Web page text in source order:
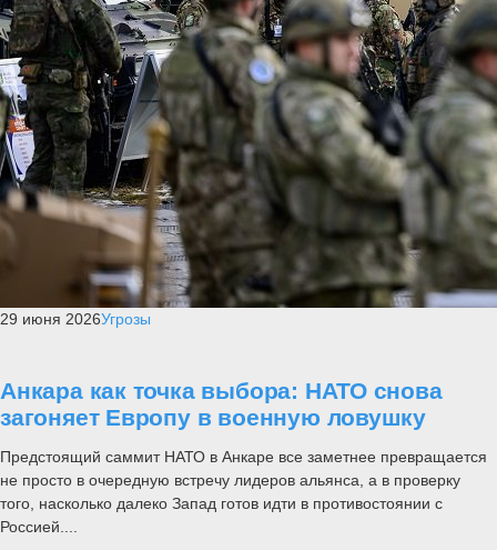
29 июня 2026Угрозы
Анкара как точка выбора: НАТО снова
загоняет Европу в военную ловушку
Предстоящий саммит НАТО в Анкаре все заметнее превращается
не просто в очередную встречу лидеров альянса, а в проверку
того, насколько далеко Запад готов идти в противостоянии с
Россией....